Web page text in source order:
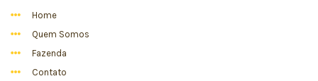
Home
Quem Somos
Fazenda
Contato